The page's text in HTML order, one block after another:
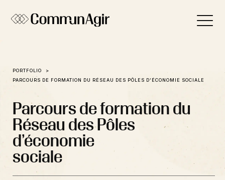
PORTFOLIO
PARCOURS DE FORMATION DU RÉSEAU DES PÔLES D’ÉCONOMIE SOCIALE
Parcours de formation du
Réseau des Pôles
d’économie
sociale